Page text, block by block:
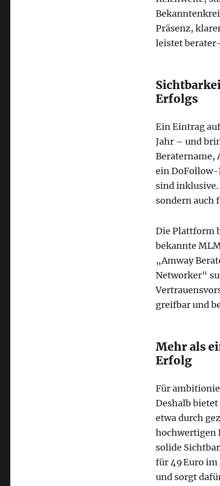
Präsenz,
leistet
Erfolgs
Ein Eintrag
Jahr – und
Beratername,
ein DoFollow-
sind
sondern auch
Die Plattform
bekannte
„Amway
Networker“
greifbar und
Mehr als
Erfolg
Für
Deshalb
etwa durch
hochwertigen
solide
für 49 Euro
und sorgt